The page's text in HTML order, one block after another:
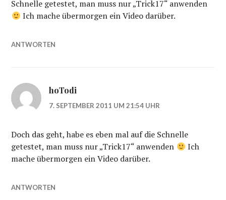
Schnelle getestet, man muss nur „Trick17“ anwenden
Ich mache übermorgen ein Video darüber.
ANTWORTEN
hoTodi
7. SEPTEMBER 2011 UM 21:54 UHR
Doch das geht, habe es eben mal auf die Schnelle
getestet, man muss nur „Trick17“ anwenden
Ich
mache übermorgen ein Video darüber.
ANTWORTEN